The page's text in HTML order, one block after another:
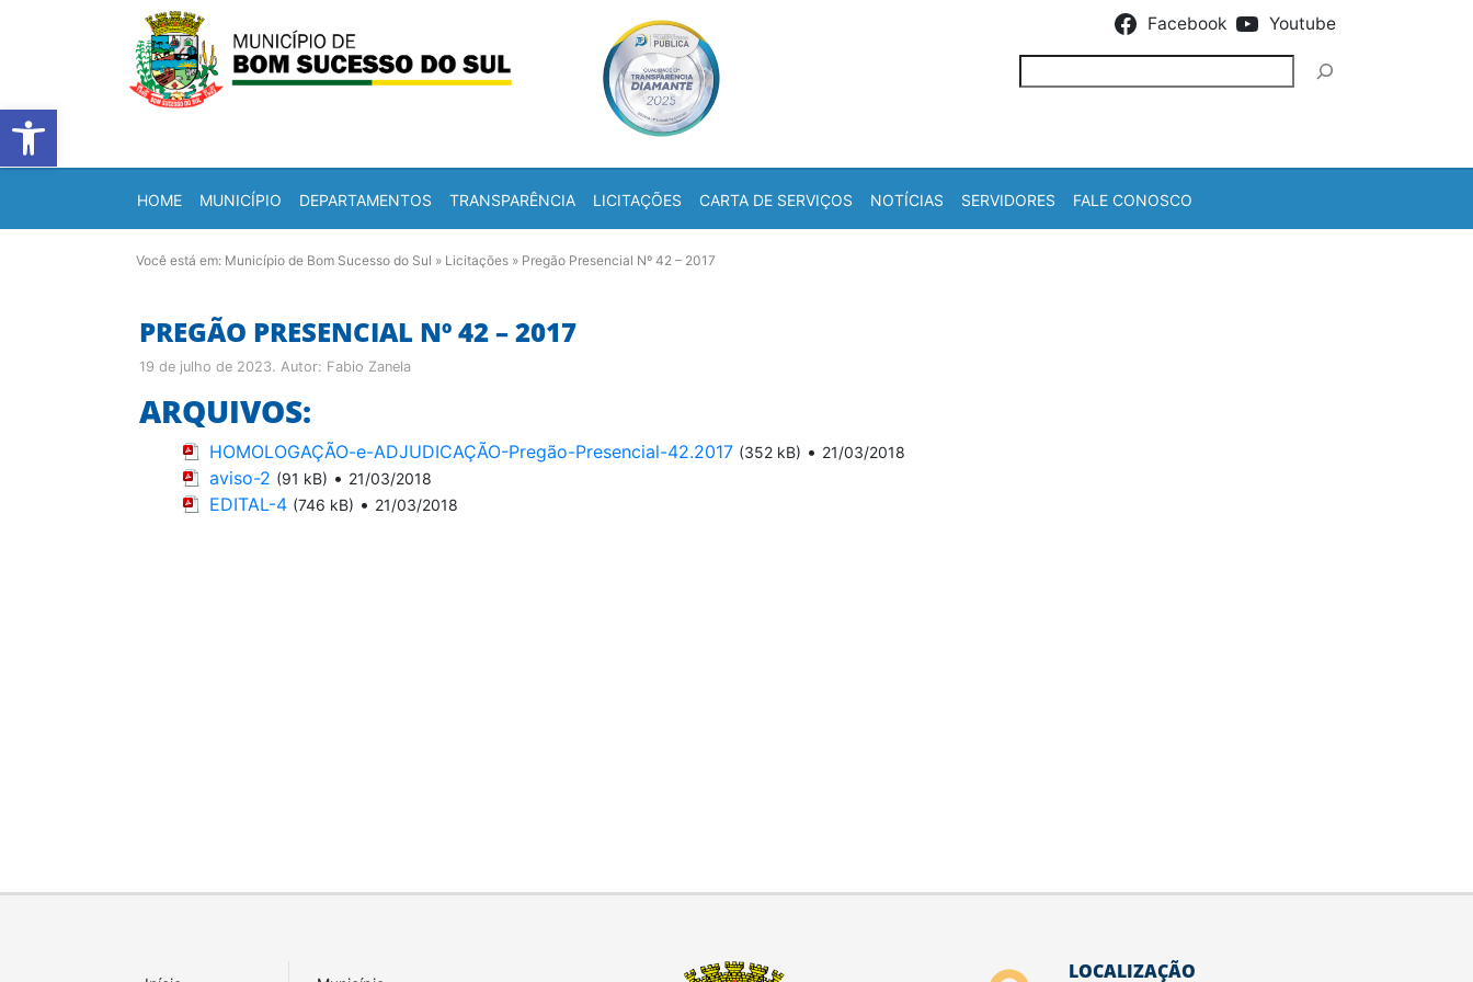
Barra de Ferramentas Aberta
Facebook Youtube
HOME MUNICÍPIO DEPARTAMENTOS TRANSPARÊNCIA LICITAÇÕES CARTA DE SERVIÇOS NOTÍCIAS SERVIDORES FALE CONOSCO
Você está em: Município de Bom Sucesso do Sul » Licitações » Pregão Presencial Nº 42 – 2017
PREGÃO PRESENCIAL Nº 42 – 2017
19 de julho de 2023. Autor: Fabio Zanela
ARQUIVOS:
HOMOLOGAÇÃO-e-ADJUDICAÇÃO-Pregão-Presencial-42.2017 (352 kB) • 21/03/2018
aviso-2 (91 kB) • 21/03/2018
EDITAL-4 (746 kB) • 21/03/2018
LOCALIZAÇÃO